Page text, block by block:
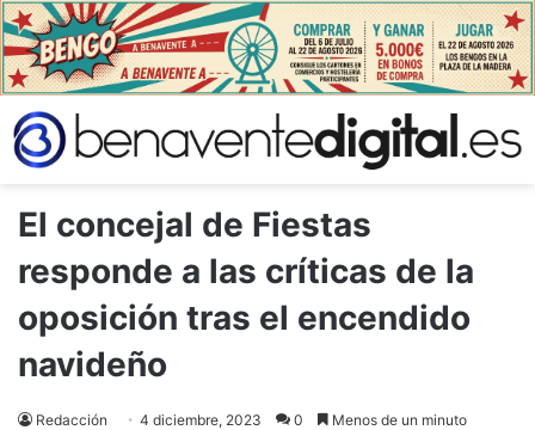
El concejal de Fiestas
responde a las críticas de la
oposición tras el encendido
navideño
Redacción 4 diciembre, 2023 0 Menos de un minuto